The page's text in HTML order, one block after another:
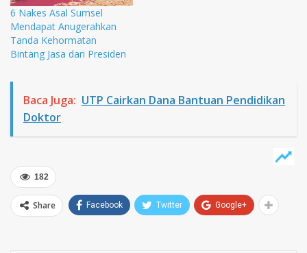
6 Nakes Asal Sumsel
Mendapat Anugerahkan
Tanda Kehormatan
Bintang Jasa dari Presiden
Baca Juga: UTP Cairkan Dana Bantuan Pendidikan
Doktor
182
Share Facebook Twitter Google+